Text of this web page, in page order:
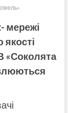
мережі
якості
«Соколята